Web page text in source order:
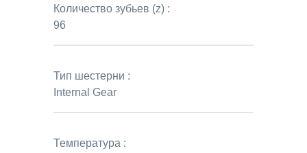
Количество зубьев (z) :
96
Тип шестерни :
Internal Gear
Температура :